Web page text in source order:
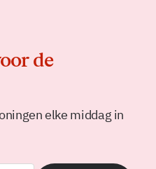
de
elke middag in